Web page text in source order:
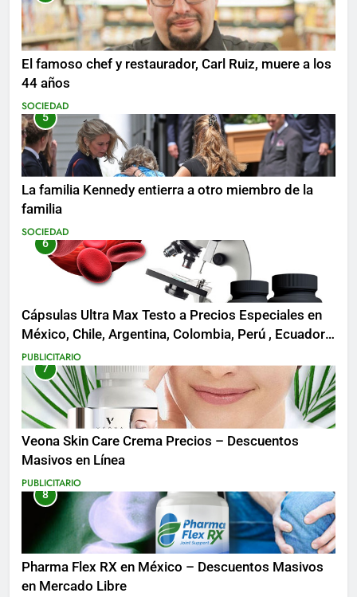
El famoso chef y restaurador, Carl Ruiz, muere a los
44 años
SOCIEDAD
5
La familia Kennedy entierra a otro miembro de la
familia
SOCIEDAD
6
Cápsulas Ultra Max Testo a Precios Especiales en
México, Chile, Argentina, Colombia, Perú , Ecuador,
Costa Rica y Más
PUBLICITARIO
7
Veona Skin Care Crema Precios – Descuentos
Masivos en Línea
PUBLICITARIO
8
Pharma Flex RX en México – Descuentos Masivos
en Mercado Libre